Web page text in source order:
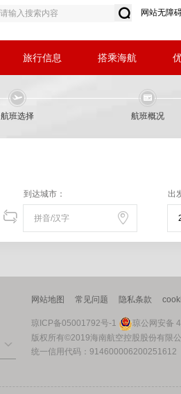
网站无障
旅行信息 搭乘海航
航班选择 航班概况
到达城市： 出
网站地图 常见问题 隐私条款
琼ICP备05001792号-1
琼公网安备
版权所有©2019海南航空控股股份有限
统一信用代码：914600006200251612